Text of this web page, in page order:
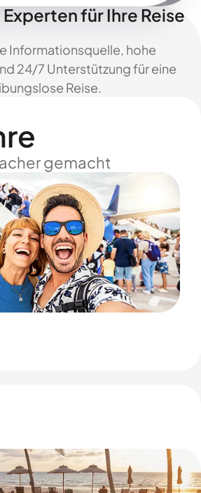
für Ihre Reise
Informationsquelle, hohe
24/7 Unterstützung für eine
Reise.
gemacht